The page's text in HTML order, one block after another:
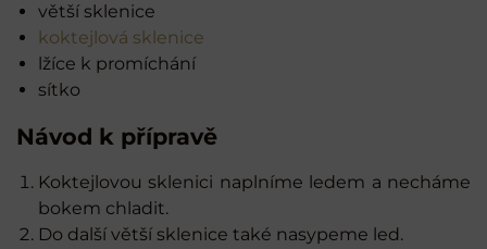
větší sklenice
koktejlová sklenice
lžíce k promíchání
sítko
Návod k přípravě
Koktejlovou sklenici naplníme ledem a necháme
bokem chladit.
Do další větší sklenice také nasypeme led.